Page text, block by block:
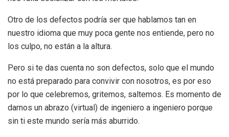
Otro de los defectos podría ser que hablamos tan en
nuestro idioma que muy poca gente nos entiende, pero no
los culpo, no están a la altura.
Pero si te das cuenta no son defectos, solo que el mundo
no está preparado para convivir con nosotros, es por eso
por lo que celebremos, gritemos, saltemos. Es momento de
darnos un abrazo (virtual) de ingeniero a ingeniero porque
sin ti este mundo sería más aburrido.